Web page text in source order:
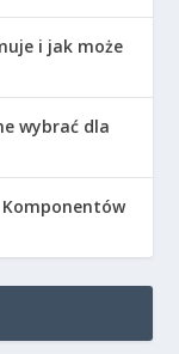
i jak może
wybrać dla